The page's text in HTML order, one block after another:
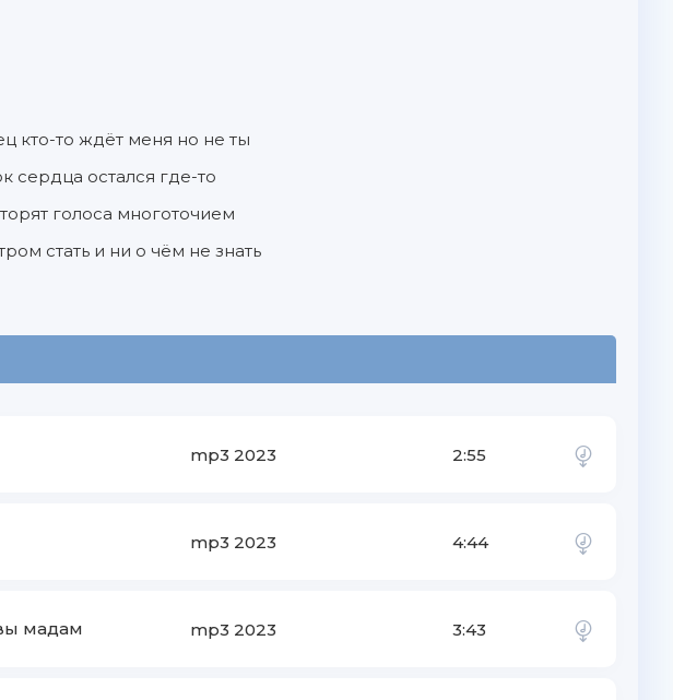
кто-то ждёт меня но не ты
сердца остался где-то
голоса многоточием
стать и ни о чём не знать
mp3 2023 2:55
mp3 2023 4:44
мадам mp3 2023 3:43